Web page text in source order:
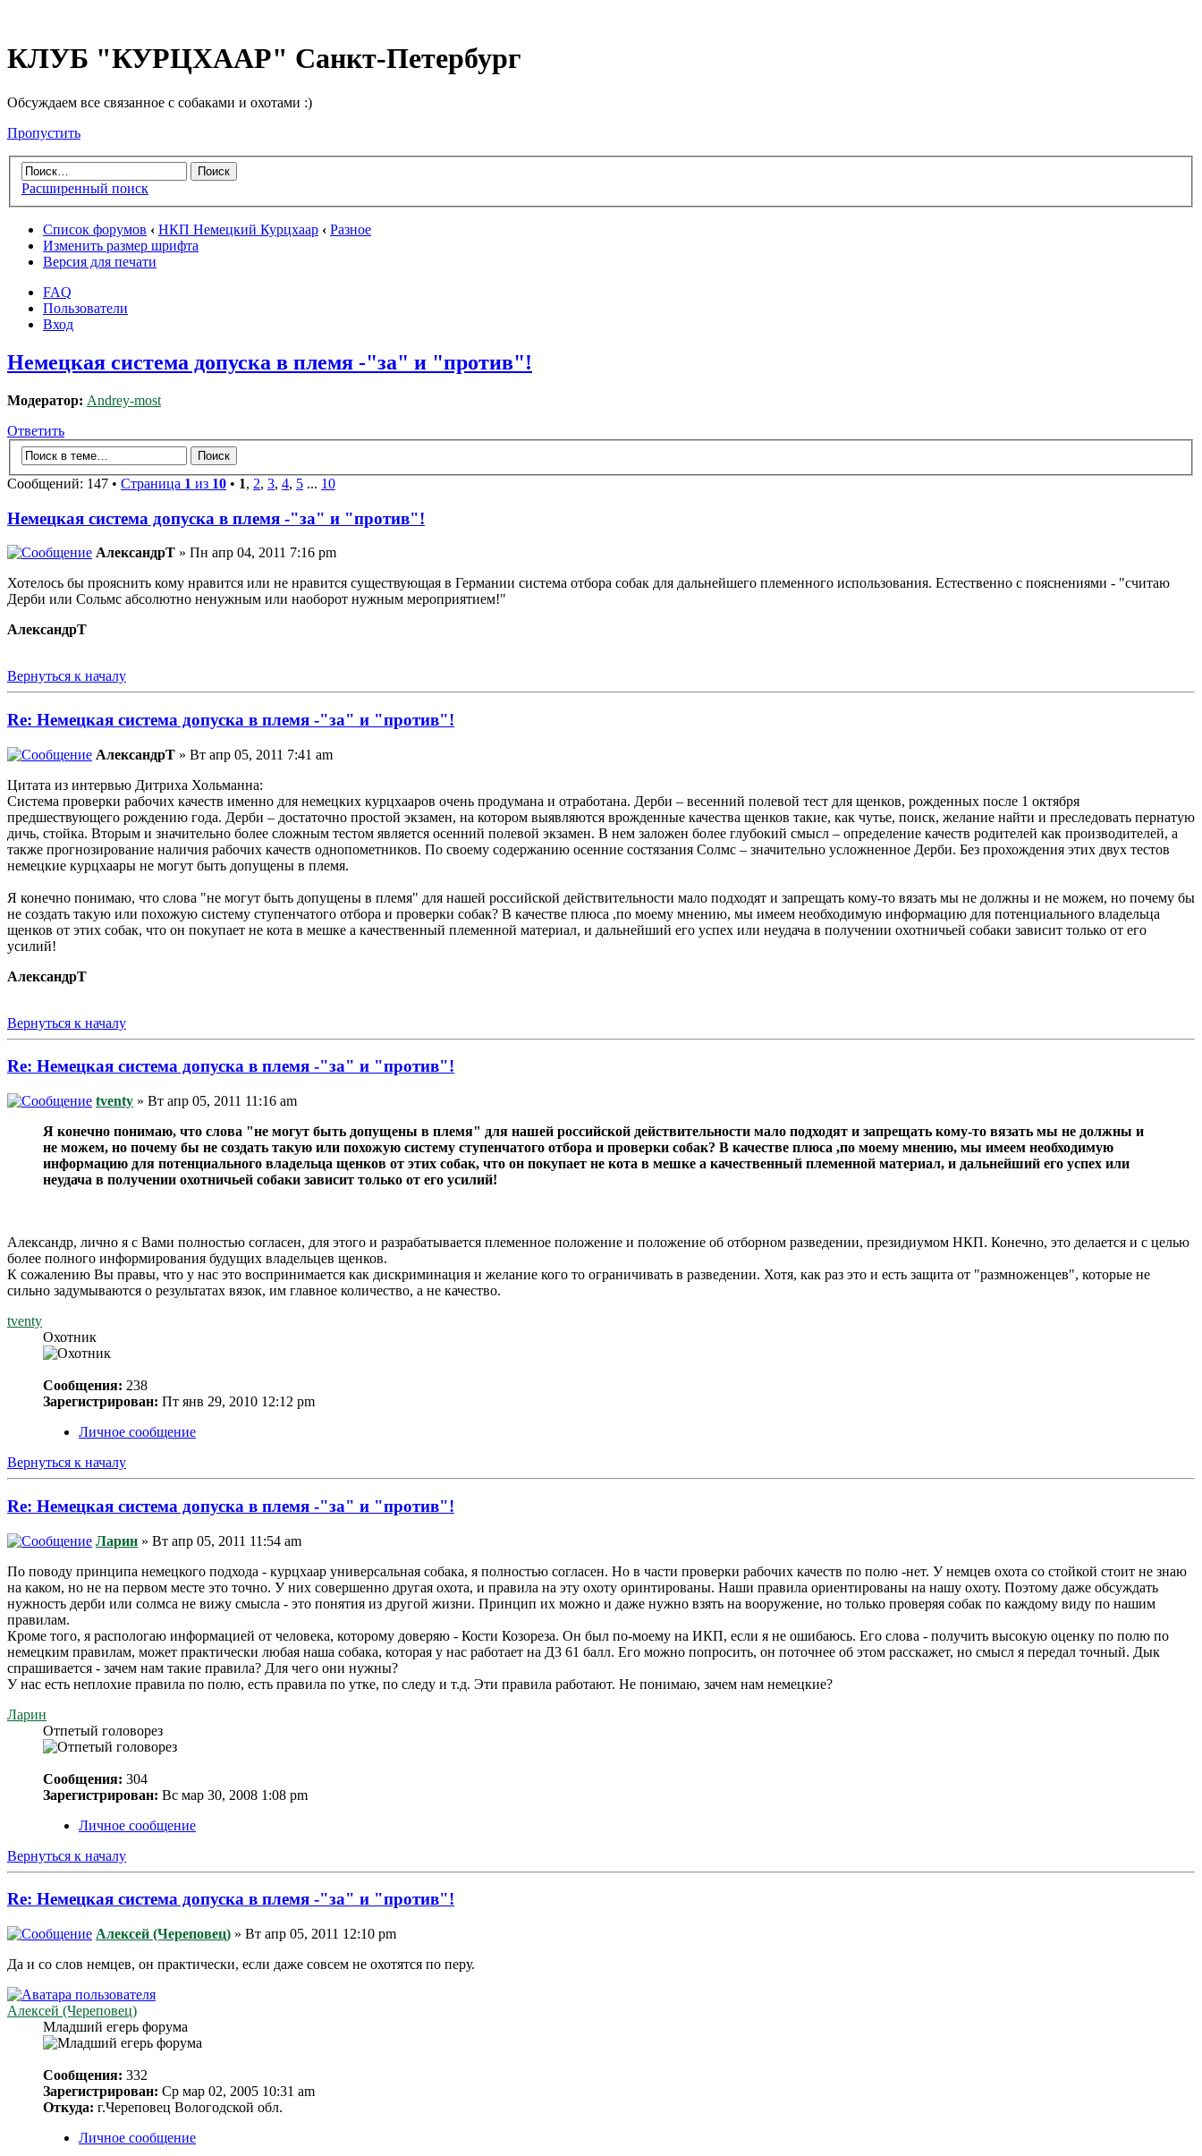
КЛУБ "КУРЦХААР" Санкт-Петербург
Обсуждаем все связанное с собаками и охотами :)
Пропустить
Расширенный поиск
Список форумов ‹ НКП Немецкий Курцхаар ‹ Разное
Изменить размер шрифта
Версия для печати
FAQ
Пользователи
Вход
Немецкая система допуска в племя -"за" и "против"!
Модератор: Andrey-most
Ответить
Сообщений: 147 • Страница 1 из 10 • 1, 2, 3, 4, 5 ... 10
Немецкая система допуска в племя -"за" и "против"!
АлександрТ » Пн апр 04, 2011 7:16 pm
Хотелось бы прояснить кому нравится или не нравится существующая в Германии система отбора собак для дальнейшего племенного использования. Естественно с пояснениями - "считаю
Дерби или Сольмс абсолютно ненужным или наоборот нужным мероприятием!"
АлександрТ
Вернуться к началу
Re: Немецкая система допуска в племя -"за" и "против"!
АлександрТ » Вт апр 05, 2011 7:41 am
Цитата из интервью Дитриха Хольманна:
Система проверки рабочих качеств именно для немецких курцхааров очень продумана и отработана. Дерби – весенний полевой тест для щенков, рожденных после 1 октября
предшествующего рождению года. Дерби – достаточно простой экзамен, на котором выявляются врожденные качества щенков такие, как чутье, поиск, желание найти и преследовать пернатую
дичь, стойка. Вторым и значительно более сложным тестом является осенний полевой экзамен. В нем заложен более глубокий смысл – определение качеств родителей как производителей, а
также прогнозирование наличия рабочих качеств однопометников. По своему содержанию осенние состязания Солмс – значительно усложненное Дерби. Без прохождения этих двух тестов
немецкие курцхаары не могут быть допущены в племя.
Я конечно понимаю, что слова "не могут быть допущены в племя" для нашей российской действительности мало подходят и запрещать кому-то вязать мы не должны и не можем, но почему бы
не создать такую или похожую систему ступенчатого отбора и проверки собак? В качестве плюса ,по моему мнению, мы имеем необходимую информацию для потенциального владельца
щенков от этих собак, что он покупает не кота в мешке а качественный племенной материал, и дальнейший его успех или неудача в получении охотничьей собаки зависит только от его
усилий!
АлександрТ
Вернуться к началу
Re: Немецкая система допуска в племя -"за" и "против"!
tventy » Вт апр 05, 2011 11:16 am
Я конечно понимаю, что слова "не могут быть допущены в племя" для нашей российской действительности мало подходят и запрещать кому-то вязать мы не должны и
не можем, но почему бы не создать такую или похожую систему ступенчатого отбора и проверки собак? В качестве плюса ,по моему мнению, мы имеем необходимую
информацию для потенциального владельца щенков от этих собак, что он покупает не кота в мешке а качественный племенной материал, и дальнейший его успех или
неудача в получении охотничьей собаки зависит только от его усилий!
Александр, лично я с Вами полностью согласен, для этого и разрабатывается племенное положение и положение об отборном разведении, президиумом НКП. Конечно, это делается и с целью
более полного информирования будущих владельцев щенков.
К сожалению Вы правы, что у нас это воспринимается как дискриминация и желание кого то ограничивать в разведении. Хотя, как раз это и есть защита от "размноженцев", которые не
сильно задумываются о результатах вязок, им главное количество, а не качество.
tventy
Охотник
Сообщения: 238
Зарегистрирован: Пт янв 29, 2010 12:12 pm
Личное сообщение
Вернуться к началу
Re: Немецкая система допуска в племя -"за" и "против"!
Ларин » Вт апр 05, 2011 11:54 am
По поводу принципа немецкого подхода - курцхаар универсальная собака, я полностью согласен. Но в части проверки рабочих качеств по полю -нет. У немцев охота со стойкой стоит не знаю
на каком, но не на первом месте это точно. У них совершенно другая охота, и правила на эту охоту оринтированы. Наши правила ориентированы на нашу охоту. Поэтому даже обсуждать
нужность дерби или солмса не вижу смысла - это понятия из другой жизни. Принцип их можно и даже нужно взять на вооружение, но только проверяя собак по каждому виду по нашим
правилам.
Кроме того, я распологаю информацией от человека, которому доверяю - Кости Козореза. Он был по-моему на ИКП, если я не ошибаюсь. Его слова - получить высокую оценку по полю по
немецким правилам, может практически любая наша собака, которая у нас работает на Д3 61 балл. Его можно попросить, он поточнее об этом расскажет, но смысл я передал точный. Дык
спрашивается - зачем нам такие правила? Для чего они нужны?
У нас есть неплохие правила по полю, есть правила по утке, по следу и т.д. Эти правила работают. Не понимаю, зачем нам немецкие?
Ларин
Отпетый головорез
Сообщения: 304
Зарегистрирован: Вс мар 30, 2008 1:08 pm
Личное сообщение
Вернуться к началу
Re: Немецкая система допуска в племя -"за" и "против"!
Алексей (Череповец) » Вт апр 05, 2011 12:10 pm
Да и со слов немцев, он практически, если даже совсем не охотятся по перу.
Алексей (Череповец)
Младший егерь форума
Сообщения: 332
Зарегистрирован: Ср мар 02, 2005 10:31 am
Откуда: г.Череповец Вологодской обл.
Личное сообщение